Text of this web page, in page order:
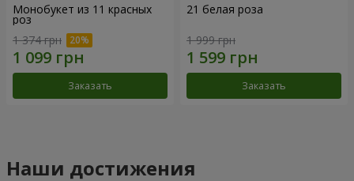
Монобукет из 11 красных
роз
1 374 грн
Заказать
21 белая роза
1 999 грн
Заказать
Наши достижения